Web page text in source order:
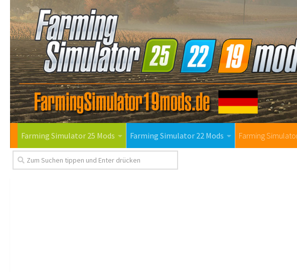
Farming Simulator 25 Mods Farming Simulator 22 Mods Farming